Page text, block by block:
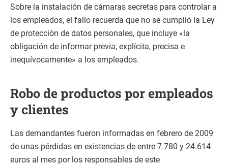
Sobre la instalación de cámaras secretas para controlar a
los empleados, el fallo recuerda que no se cumplió la Ley
de protección de datos personales, que incluye «la
obligación de informar previa, explícita, precisa e
inequívocamente» a los empleados.
Robo de productos por empleados
y clientes
Las demandantes fueron informadas en febrero de 2009
de unas pérdidas en existencias de entre 7.780 y 24.614
euros al mes por los responsables de este